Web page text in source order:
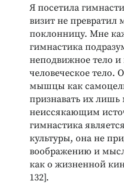
Я посетила
визит не превратил
поклонницу. Мне
гимнастика
неподвижное тело
человеческое тело.
мышцы как
признавать их лишь
неиссякающим
гимнастика
культуры, она не
воображению и
как о жизненной
132].